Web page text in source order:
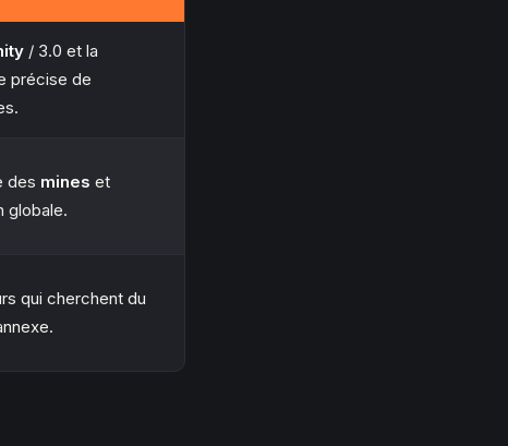
/ 3.0 et la
précise de
des mines et
globale.
qui cherchent du